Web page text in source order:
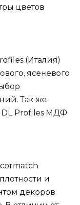
цветов
(Италия)
ясеневого
Так же
DL Profiles МДФ
и
декоров